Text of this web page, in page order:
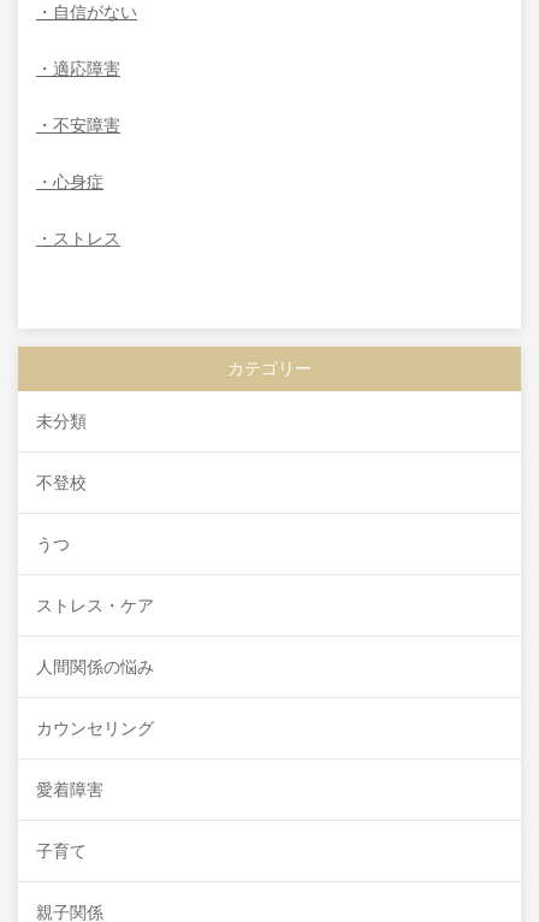
・自信がない
・適応障害
・不安障害
・心身症
・ストレス
カテゴリー
未分類
不登校
うつ
ストレス・ケア
人間関係の悩み
カウンセリング
愛着障害
子育て
親子関係